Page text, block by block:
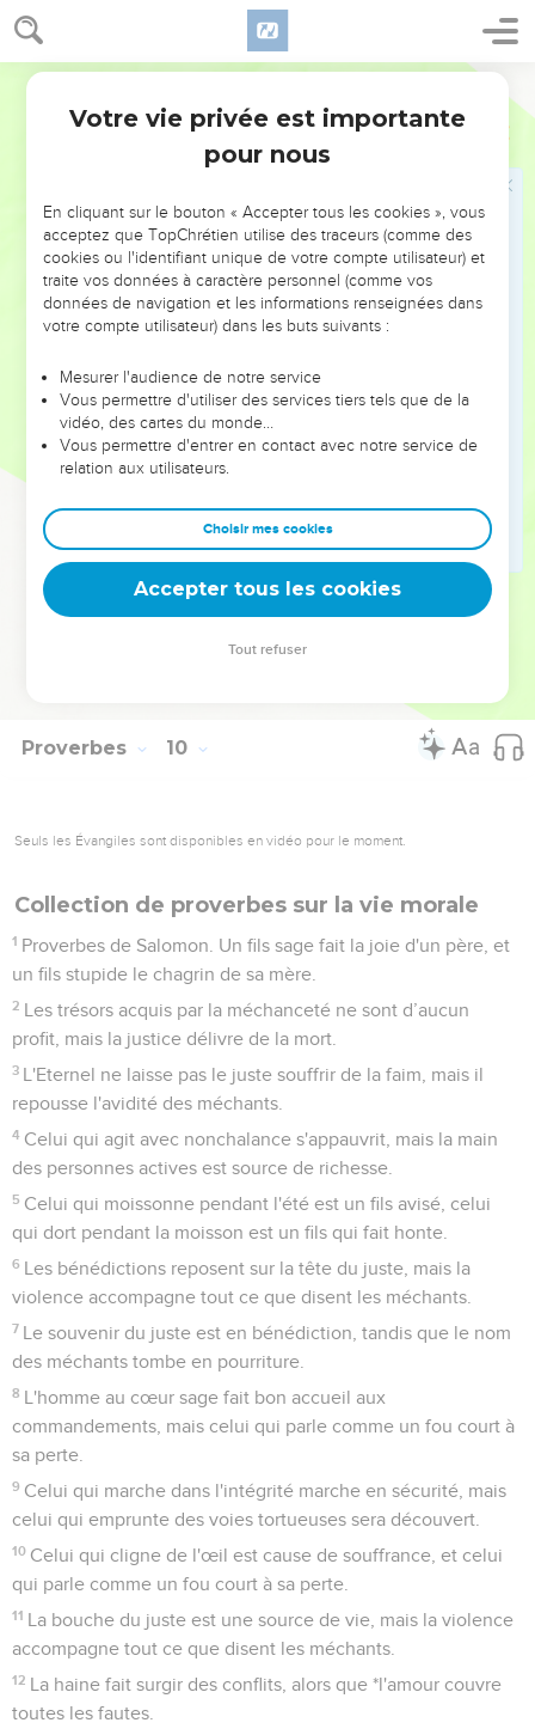
Proverbes 9
déteste, mais reprends le sage et il t'aimera.
Donne au sage et il deviendra encore plus sage, enseigne
le juste et il augmentera son savoir.
» Le commencement de la sagesse, c'est la crainte de
Oui, c'est grâce à moi que tes jours se multiplieront et que
les années de ta vie augmenteront.
Si tu es sage, tu l’es pour toi ; si tu es moqueur, tu en
supporteras les conséquences tout seul. »
La folie est une femme bruyante, naïve, qui ne sait rien.
Elle s'assied à l'entrée de sa maison, sur un siège, dans les
hauteurs de la ville,
pour interpeller les passants qui vont droit leur chemin :
« Qui manque d’expérience ? Qu'il entre ici ! » Elle dit à
celui qui est dépourvu de bon sens :
« L’eau volée est douce et le pain mangé en cachette est
Proverbes 10
Seuls les Évangiles sont disponibles en vidéo pour le moment.
Collection de proverbes sur la vie morale
1 Proverbes de Salomon. Un fils sage fait la joie d'un père, et
un fils stupide le chagrin de sa mère.
2 Les trésors acquis par la méchanceté ne sont d’aucun
profit, mais la justice délivre de la mort.
3 L'Eternel ne laisse pas le juste souffrir de la faim, mais il
repousse l'avidité des méchants.
4 Celui qui agit avec nonchalance s'appauvrit, mais la main
des personnes actives est source de richesse.
5 Celui qui moissonne pendant l'été est un fils avisé, celui
qui dort pendant la moisson est un fils qui fait honte.
6 Les bénédictions reposent sur la tête du juste, mais la
violence accompagne tout ce que disent les méchants.
7 Le souvenir du juste est en bénédiction, tandis que le nom
des méchants tombe en pourriture.
8 L'homme au cœur sage fait bon accueil aux
commandements, mais celui qui parle comme un fou court à
sa perte.
9 Celui qui marche dans l'intégrité marche en sécurité, mais
celui qui emprunte des voies tortueuses sera découvert.
10 Celui qui cligne de l'œil est cause de souffrance, et celui
qui parle comme un fou court à sa perte.
11 La bouche du juste est une source de vie, mais la violence
accompagne tout ce que disent les méchants.
12 La haine fait surgir des conflits, alors que *l'amour couvre
toutes les fautes.
Votre vie privée est importante
pour nous
En cliquant sur le bouton « Accepter tous les cookies », vous
acceptez que TopChrétien utilise des traceurs (comme des
cookies ou l'identifiant unique de votre compte utilisateur) et
traite vos données à caractère personnel (comme vos
données de navigation et les informations renseignées dans
votre compte utilisateur) dans les buts suivants :
Mesurer l'audience de notre service
Vous permettre d'utiliser des services tiers tels que de la
vidéo, des cartes du monde…
Vous permettre d'entrer en contact avec notre service de
relation aux utilisateurs.
Choisir mes cookies
Accepter tous les cookies
Tout refuser